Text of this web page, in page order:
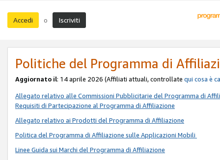
Accedi o Iscriviti
Politiche del Programma di
Aggiornato il: 14 aprile 2026 (Affiliati attuali, controllate qui cosa è
Allegato relativo alle Commissioni Pubblicitarie del Programma di
Requisiti di Partecipazione al Programma di Affiliazione
Allegato relativo ai Prodotti del Programma di Affiliazione
Politica del Programma di Affiliazione sulle Applicazioni Mobili
Linee Guida sui Marchi del Programma di Affiliazione